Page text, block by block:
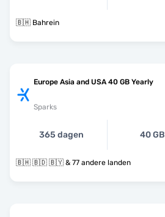
🇧🇭 Bahrein
Europe Asia and USA 40 GB Yearly
Sparks
365 dagen 40 GB
🇧🇭 🇧🇩 🇧🇾 & 77 andere landen